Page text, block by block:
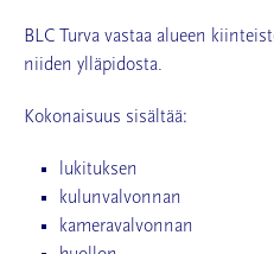
BLC Turva vastaa alueen
niiden ylläpidosta.
Kokonaisuus sisältää:
lukituksen
kulunvalvonnan
kameravalvonnan